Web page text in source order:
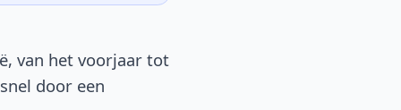
van het voorjaar tot
door een